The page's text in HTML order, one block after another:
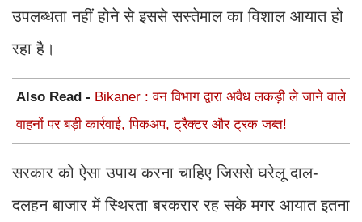
उपलब्धता नहीं होने से इससे सस्तेमाल का विशाल आयात हो
रहा है।
Also Read - Bikaner : वन विभाग द्वारा अवैध लकड़ी ले जाने वाले
वाहनों पर बड़ी कार्रवाई, पिकअप, ट्रैक्टर और ट्रक जब्त!
सरकार को ऐसा उपाय करना चाहिए जिससे घरेलू दाल-
दलहन बाजार में स्थिरता बरकरार रह सके मगर आयात इतना